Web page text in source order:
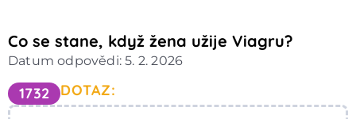
Co se stane, když žena užije Viagru?
Datum odpovědi: 5. 2. 2026
1732 DOTAZ: